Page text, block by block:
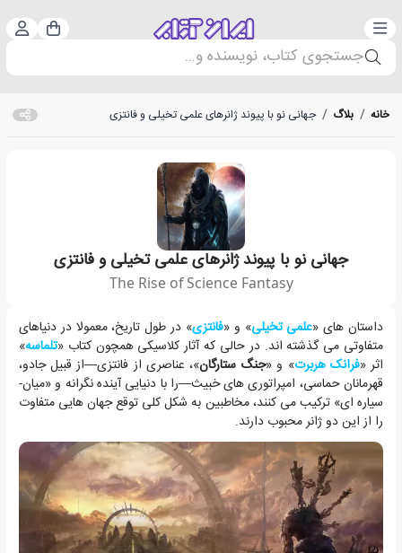
دسته‌بندی سبد
جستجوی کتاب، نویسنده و...
خانه / بلاگ / جهانی نو با پیوند ژانرهای علمی تخیلی و فانتزی
جهانی نو با پیوند ژانرهای علمی تخیلی و فانتزی
The Rise of Science Fantasy
چه اتفاقی می افتد وقتی دو ژانر علمی تخیلی و فانتزی، و انتظارات متفاوتی
داستان های «علمی تخیلی» و «فانتزی» در طول تاریخ، معمولا در دنیاهای
متفاوتی می گذشته اند. در حالی که آثار کلاسیکی همچون کتاب «تلماسه»
اثر «فرانک هربرت» و «جنگ ستارگان»، عناصری از فانتزی—از قبیل جادو،
قهرمانان حماسی، امپراتوری های خبیث—را با دنیایی آینده نگرانه و «میان-
سیاره ای» ترکیب می کنند، مخاطبین به شکل کلی توقع جهان هایی متفاوت
را از این دو ژانر محبوب دارند.